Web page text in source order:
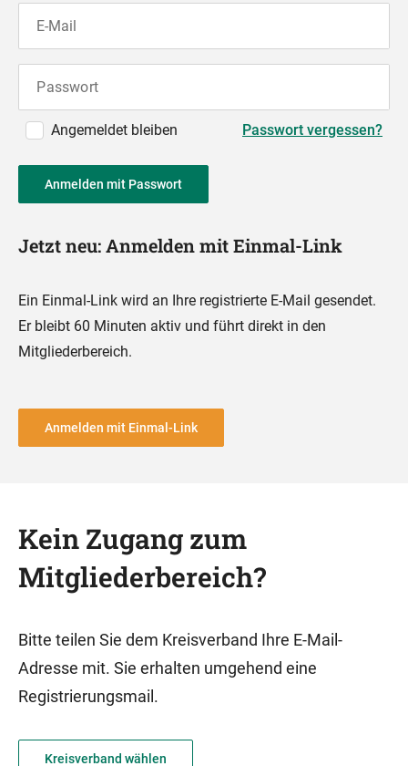
E-Mail
Passwort
Angemeldet bleiben Passwort vergessen?
Anmelden mit Passwort
Jetzt neu: Anmelden mit Einmal-Link
Ein Einmal-Link wird an Ihre registrierte E-Mail gesendet.
Er bleibt 60 Minuten aktiv und führt direkt in den
Mitgliederbereich.
Anmelden mit Einmal-Link
Kein Zugang zum
Mitgliederbereich?
Bitte teilen Sie dem Kreisverband Ihre E-Mail-
Adresse mit. Sie erhalten umgehend eine
Registrierungsmail.
Kreisverband wählen